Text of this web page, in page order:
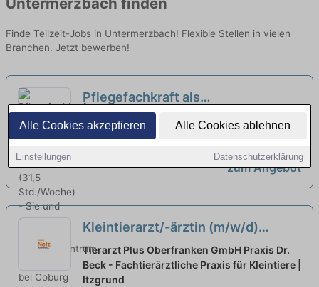
Alle Cookies akzeptieren Alle Cookies ablehnen
Einstellungen Datenschutzerklärung
Finde Teilzeit-Jobs in Untermerzbach! Flexible Stellen in vielen
Branchen. Jetzt bewerben!
Pflegefachkraft als
Dauernachtwache (w/m/d) in
Teilzeit (31,5 Std./Woche) - Sie und
AWO Seniorenzentrum Neustadt bei Coburg
| Neustadt bei Coburg
zum Angebot
Kleintierarzt/-ärztin (m/w/d)
Teilzeit neu
Tierarzt Plus Oberfranken GmbH Praxis Dr.
Beck - Fachtierärztliche Praxis für Kleintiere |
Itzgrund